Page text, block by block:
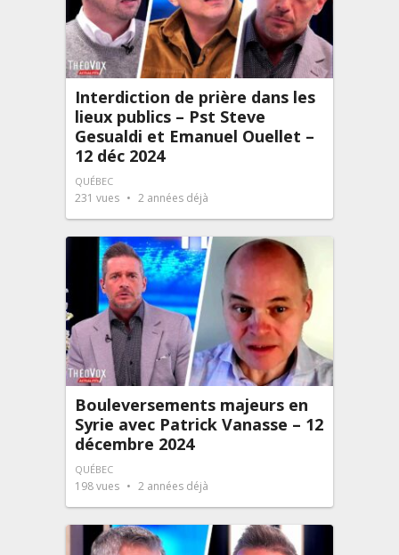
Interdiction de prière dans les
lieux publics – Pst Steve
Gesualdi et Emanuel Ouellet –
12 déc 2024
QUÉBEC
231 vues 2 années déjà
Bouleversements majeurs en
Syrie avec Patrick Vanasse – 12
décembre 2024
QUÉBEC
198vues 2 années déjà